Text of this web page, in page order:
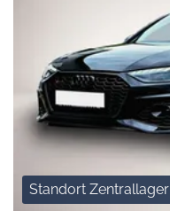
Standort Zentrallager